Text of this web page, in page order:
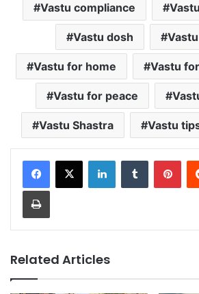
Vastu compliance
Vastu dosh
Vastu for home Vastu
Vastu for peace
Vastu Shastra Vastu
LinkedInTumblr
Print
Related Articles